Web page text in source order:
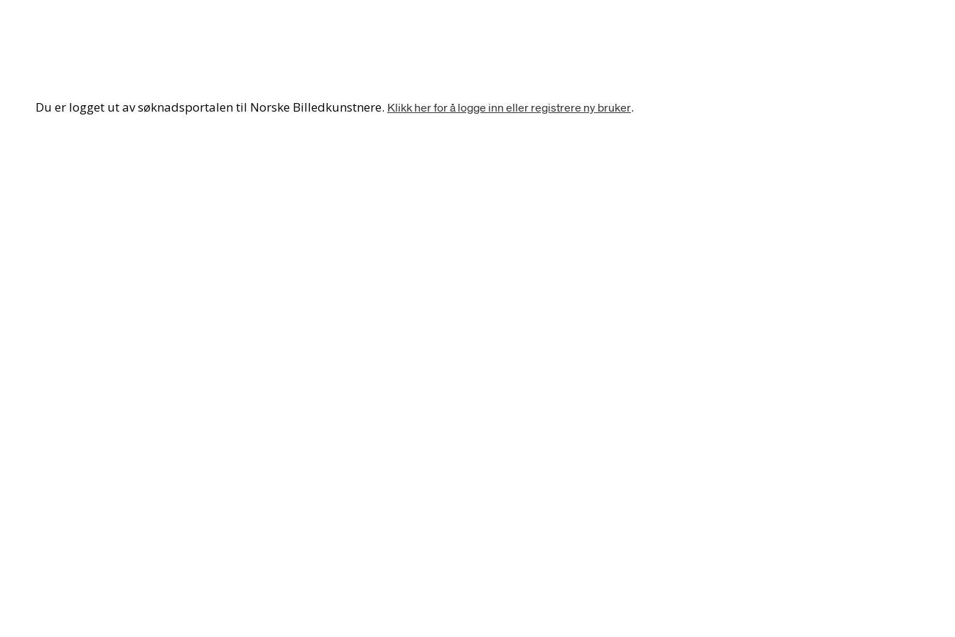
Du er logget ut av søknadsportalen til Norske Billedkunstnere. Klikk her for å logge inn eller registrere ny bruker.